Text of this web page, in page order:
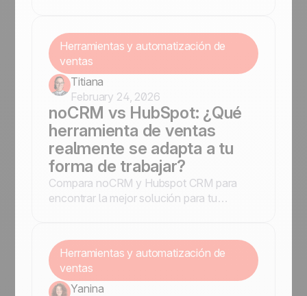
Herramientas y automatización de
ventas
Titiana
February 24, 2026
noCRM vs HubSpot: ¿Qué
herramienta de ventas
realmente se adapta a tu
forma de trabajar?
Compara noCRM y Hubspot CRM para
encontrar la mejor solución para tu
Herramientas y automatización de
ventas
Yanina